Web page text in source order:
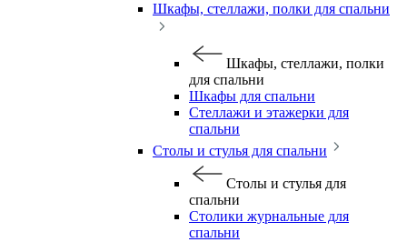
Шкафы, стеллажи, полки для спальни
Шкафы, стеллажи, полки
для спальни
Шкафы для спальни
Стеллажи и этажерки для
спальни
Столы и стулья для спальни
Столы и стулья для
спальни
Столики журнальные для
спальни